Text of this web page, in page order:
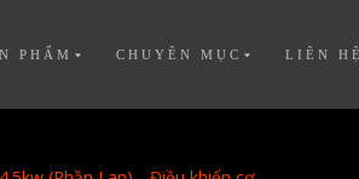
PHẨM CHUYÊN MỤC LIÊN HỆ